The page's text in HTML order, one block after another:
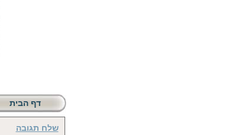
שלח תגובה